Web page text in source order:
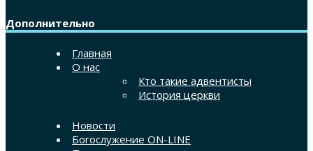
Дополнительно
Главная
О нас
Кто такие адвентисты
История церкви
Новости
Богослужение ON-LINE